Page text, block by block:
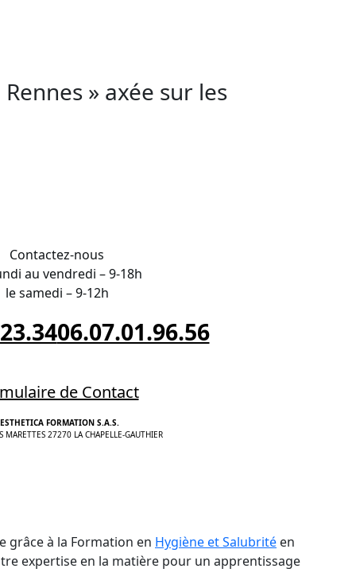
» axée sur les
Contactez-nous
au vendredi – 9-18h
le samedi – 9-12h
06.07.01.96.56
de Contact
FORMATION S.A.S.
MARETTES 27270 LA CHAPELLE-GAUTHIER
grâce à la Formation en Hygiène et Salubrité en
expertise en la matière pour un apprentissage